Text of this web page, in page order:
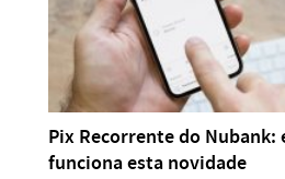
Pix Recorrente do Nubank:
funciona esta novidade